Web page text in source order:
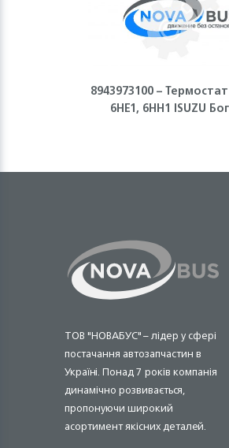
8943973100 –
6НЕ1, 6НН1 ISUZU
ТОВ "НОВАБУС" – лідер у сфері
постачання автозапчастин в
Україні. Понад 7 років компанія
динамічно розвивається,
пропонуючи широкий
асортимент якісних деталей.